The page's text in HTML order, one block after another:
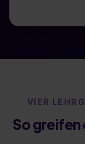
VIER
So greifen